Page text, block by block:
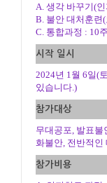
A. 생각 바꾸기(
B. 불안 대처훈련
C. 통합과정 : 10주
시작 일시
2024년 1월 6일(
있습니다.)
참가대상
무대공포, 발표불
화불안, 전반적인
참가비용